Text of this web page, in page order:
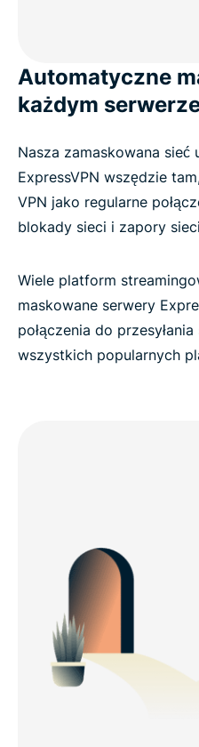
Automatyczne
każdym
Nasza zamaskowana
ExpressVPN wszędzie
VPN jako regularne
blokady sieci i zapory
Wiele platform
maskowane serwery
połączenia do
wszystkich popularnych